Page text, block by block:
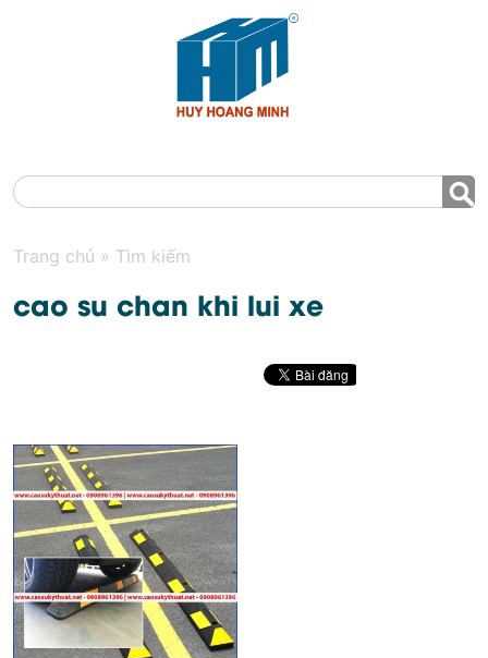
Trang chủ » Tìm kiếm
cao su chan khi lui xe